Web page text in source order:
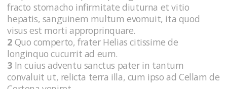
fracto stomacho infirmitate diuturna et vitio
hepatis, sanguinem multum evomuit, ita quod
visus est morti approprinquare.
2 Quo comperto, frater Helias citissime de
longinquo cucurrit ad eum.
3 In cuius adventu sanctus pater in tantum
convaluit ut, relicta terra illa, cum ipso ad Cellam de